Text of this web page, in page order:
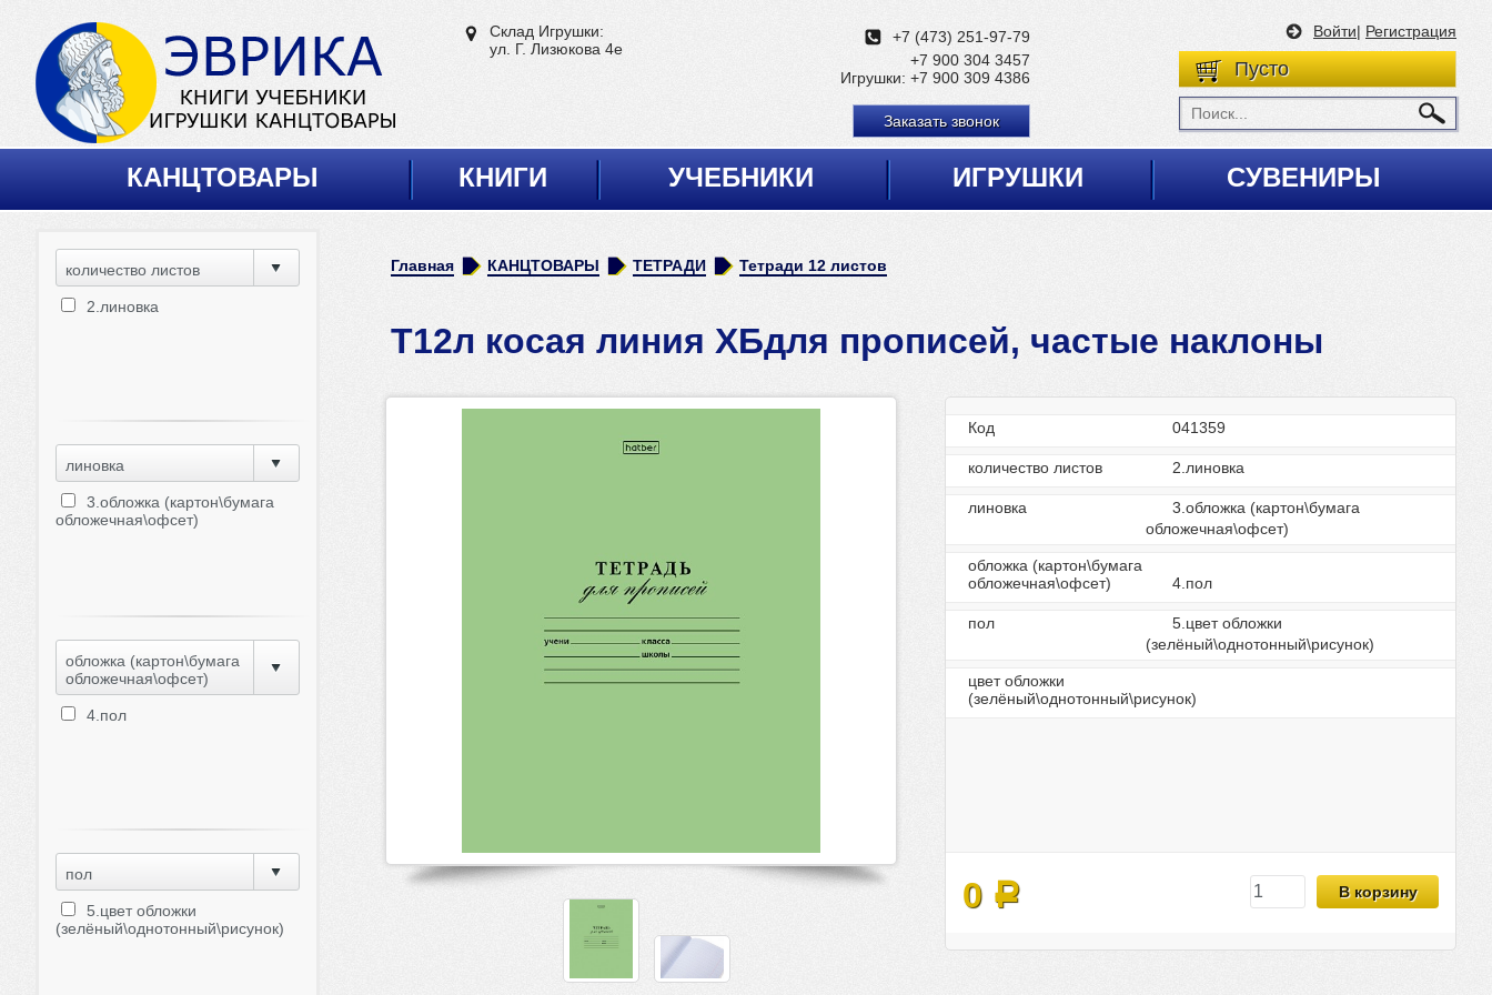
Склад Игрушки:
ул. Г. Лизюкова 4е
+7 (473) 251-97-79
+7 900 304 3457
Игрушки: +7 900 309 4386
Заказать звонок
Войти| Регистрация
Пусто
КАНЦТОВАРЫ КНИГИ УЧЕБНИКИ ИГРУШКИ СУВЕНИРЫ
количество листов
2.линовка
линовка
3.обложка (картон\бумага
обложечная\офсет)
обложка (картон\бумага
обложечная\офсет)
4.пол
пол
5.цвет обложки
(зелёный\однотонный\рисунок)
Главная КАНЦТОВАРЫ ТЕТРАДИ Тетради 12 листов
Т12л косая линия ХБдля прописей, частые наклоны
Код 041359
количество листов 2.линовка
линовка
3.обложка (картон\бумага
обложечная\офсет)
обложка (картон\бумага
обложечная\офсет)
4.пол
пол
5.цвет обложки
(зелёный\однотонный\рисунок)
цвет обложки
(зелёный\однотонный\рисунок)
0 Р В корзину